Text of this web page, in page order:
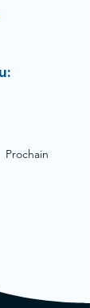
Prochain